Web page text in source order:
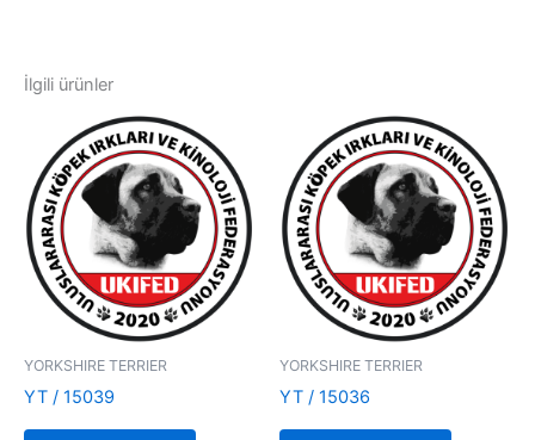
İlgili ürünler
YORKSHIRE TERRIER
YT / 15039
YORKSHIRE TERRIER
YT / 15036